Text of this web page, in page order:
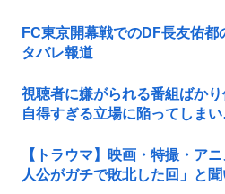
FC東京開幕戦でのDF長友佑都
タバレ報道
視聴者に嫌がられる番組ばか
自得すぎる立場に陥ってしま
【トラウマ】映画・特撮・ア
人公がガチで敗北した回」と